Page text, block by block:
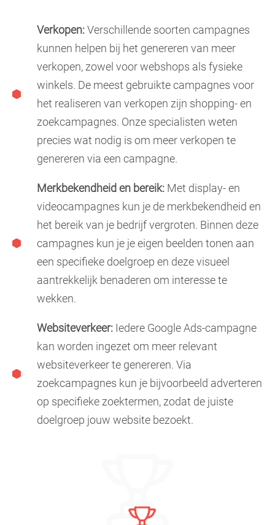
Verkopen:Verschillende soorten campagnes
kunnen helpen bij het genereren van meer
verkopen, zowel voor webshops als fysieke
winkels. De meest gebruikte campagnes voor
het realiseren van verkopen zijn shopping- en
zoekcampagnes. Onze specialisten weten
precies wat nodig is om meer verkopen te
genereren via een campagne.
Merkbekendheid en bereik: Met display- en
videocampagnes kun je de merkbekendheid en
het bereik van je bedrijf vergroten. Binnen deze
campagnes kun je je eigen beelden tonen aan
een specifieke doelgroep en deze visueel
aantrekkelijk benaderen om interesse te
wekken.
Websiteverkeer: Iedere Google Ads-campagne
kan worden ingezet om meer relevant
websiteverkeer te genereren. Via
zoekcampagnes kun je bijvoorbeeld adverteren
op specifieke zoektermen, zodat de juiste
doelgroep jouw website bezoekt.